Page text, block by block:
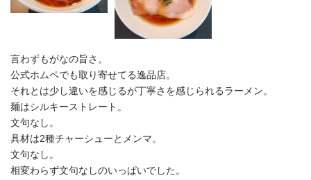
言わずもがなの旨さ。
公式ホムペでも取り寄せてる逸品店。
それとは少し違いを感じるが丁寧さを感じられるラーメン。
麺はシルキーストレート。
文句なし。
具材は2種チャーシューとメンマ。
文句なし。
相変わらず文句なしのいっぱいでした。